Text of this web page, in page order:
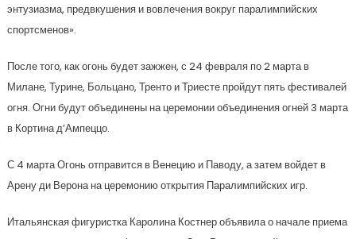
энтузиазма, предвкушения и вовлечения вокруг паралимпийских
спортсменов».
После того, как огонь будет зажжен, с 24 февраля по 2 марта в
Милане, Турине, Больцано, Тренто и Триесте пройдут пять фестивалей
огня. Огни будут объединены на церемонии объединения огней 3 марта
в Кортина д’Ампеццо.
С 4 марта Огонь отправится в Венецию и Паводу, а затем войдет в
Арену ди Верона на церемонию открытия Паралимпийских игр.
Итальянская фигуристка Каролина Костнер объявила о начале приема